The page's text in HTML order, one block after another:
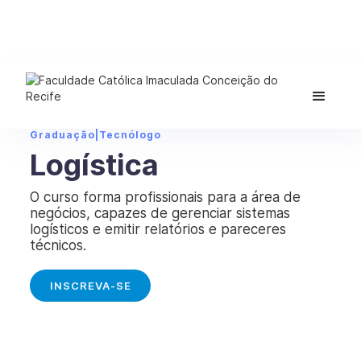
Graduação Tecnólogo
Logística
O curso forma profissionais para a área de
negócios, capazes de gerenciar sistemas
logísticos e emitir relatórios e pareceres
técnicos.
INSCREVA-SE